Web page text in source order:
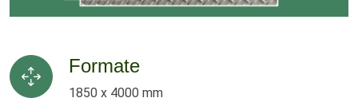
Formate
1850 x 4000 mm